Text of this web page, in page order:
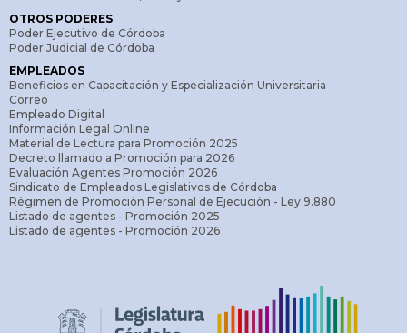
OTROS PODERES
Poder Ejecutivo de Córdoba
Poder Judicial de Córdoba
EMPLEADOS
Beneficios en Capacitación y Especialización Universitaria
Correo
Empleado Digital
Información Legal Online
Material de Lectura para Promoción 2025
Decreto llamado a Promoción para 2026
Evaluación Agentes Promoción 2026
Sindicato de Empleados Legislativos de Córdoba
Régimen de Promoción Personal de Ejecución - Ley 9.880
Listado de agentes - Promoción 2025
Listado de agentes - Promoción 2026